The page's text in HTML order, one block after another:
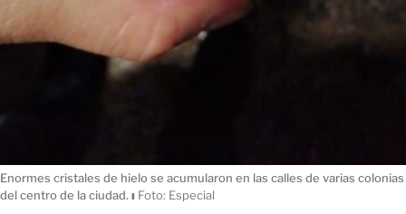
Enormes cristales de hielo se acumularon en las calles de varias colonias
del centro de la ciudad. ı Foto: Especial